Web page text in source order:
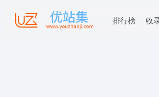
排行榜 收